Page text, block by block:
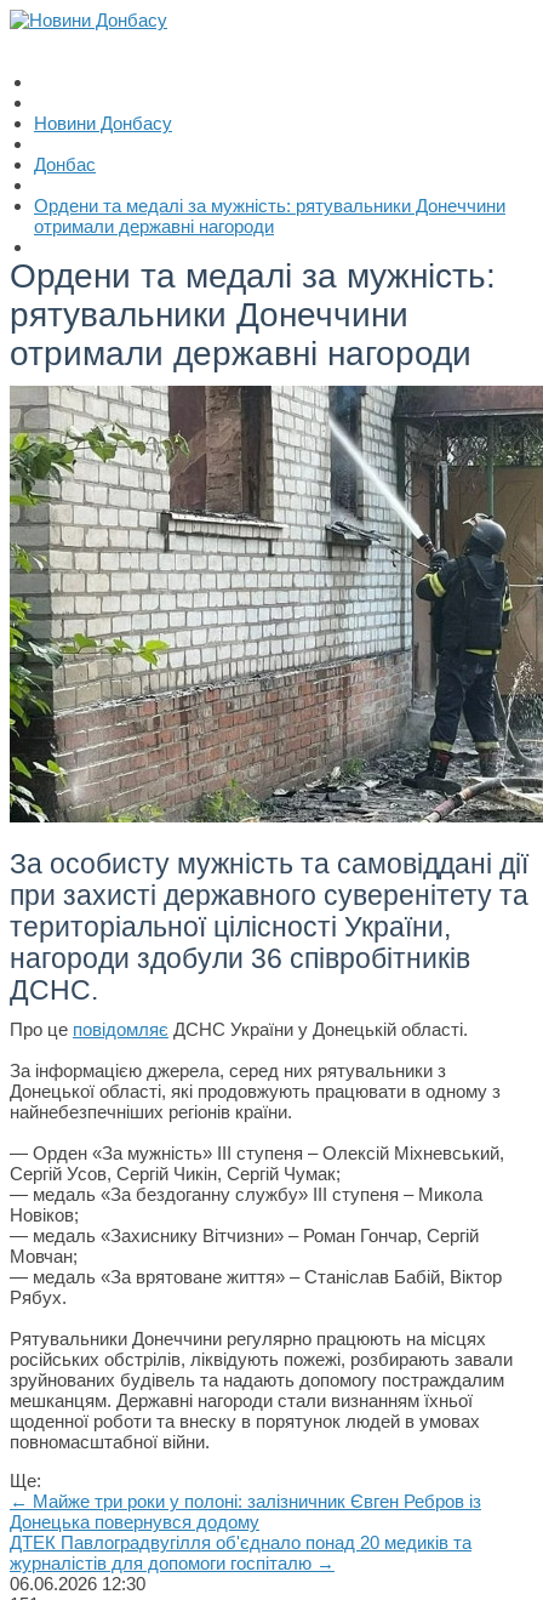
Новини Донбасу
Донбас
Ордени та медалі за мужність: рятувальники Донеччини
отримали державні нагороди
Ордени та медалі за мужність:
рятувальники Донеччини
отримали державні нагороди
За особисту мужність та самовіддані дії
при захисті державного суверенітету та
територіальної цілісності України,
нагороди здобули 36 співробітників
ДСНС.
Про це повідомляє ДСНС України у Донецькій області.
За інформацією джерела, серед них рятувальники з
Донецької області, які продовжують працювати в одному з
найнебезпечніших регіонів країни.
— Орден «За мужність» ІІІ ступеня – Олексій Міхневський,
Сергій Усов, Сергій Чикін, Сергій Чумак;
— медаль «За бездоганну службу» ІІІ ступеня – Микола
Новіков;
— медаль «Захиснику Вітчизни» – Роман Гончар, Сергій
Мовчан;
— медаль «За врятоване життя» – Станіслав Бабій, Віктор
Рябух.
Рятувальники Донеччини регулярно працюють на місцях
російських обстрілів, ліквідують пожежі, розбирають завали
зруйнованих будівель та надають допомогу постраждалим
мешканцям. Державні нагороди стали визнанням їхньої
щоденної роботи та внеску в порятунок людей в умовах
повномасштабної війни.
Ще:
← Майже три роки у полоні: залізничник Євген Ребров із
Донецька повернувся додому
ДТЕК Павлоградвугілля об'єднало понад 20 медиків та
журналістів для допомоги госпіталю →
06.06.2026 12:30